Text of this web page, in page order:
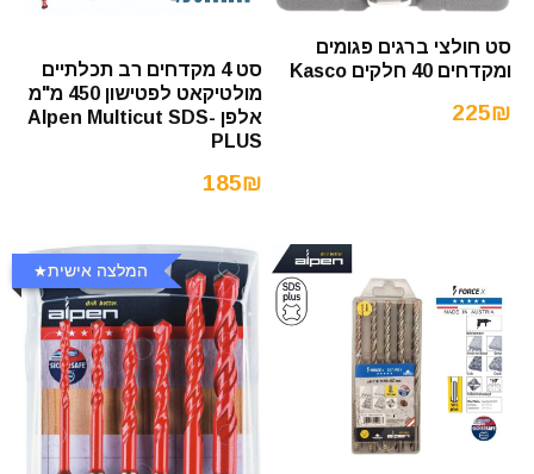
סט חולצי ברגים פגומים
ומקדחים 40 חלקים Kasco
225₪
סט 4 מקדחים רב תכלתיים
מולטיקאט לפטישון 450 מ"מ
אלפן Alpen Multicut SDS-
PLUS
185₪
המלצה אישית